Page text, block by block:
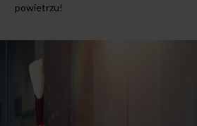
powietrzu!